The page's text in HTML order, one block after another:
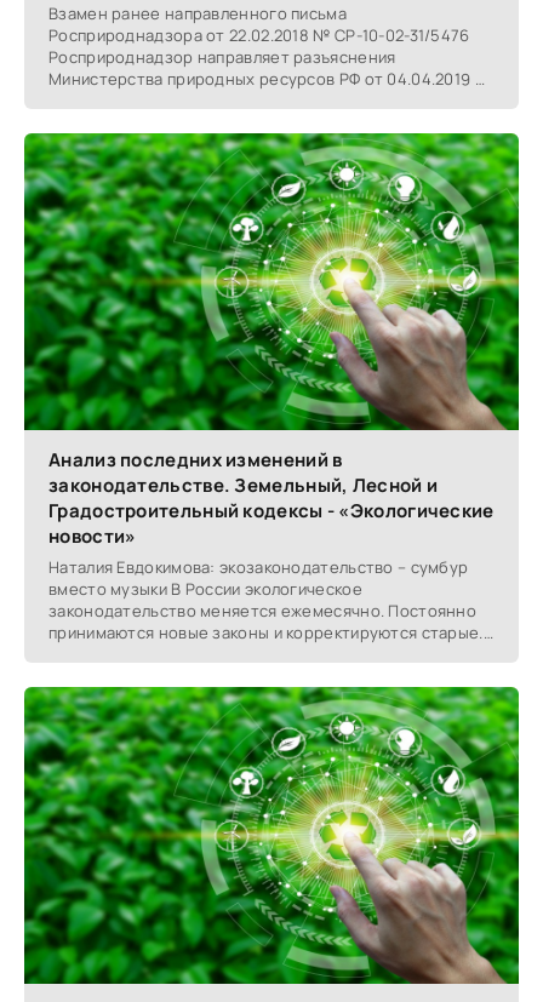
Взамен ранее направленного письма
Росприроднадзора от 22.02.2018 № СР-10-02-31/5476
Росприроднадзор направляет разъяснения
Министерства природных ресурсов РФ от 04.04.2019 №
Анализ последних изменений в
законодательстве. Земельный, Лесной и
Градостроительный кодексы - «Экологические
новости»
Наталия Евдокимова: экозаконодательство – сумбур
вместо музыки В России экологическое
законодательство меняется ежемесячно. Постоянно
принимаются новые законы и корректируются старые.